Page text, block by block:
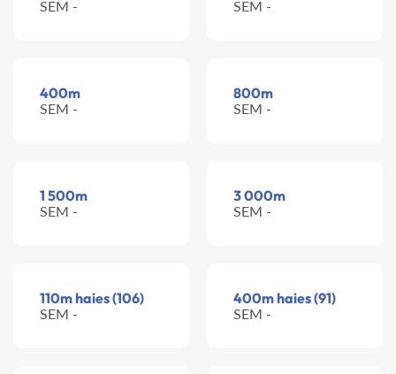
SEM - SEM -
400m
SEM -
800m
SEM -
1 500m
SEM -
3 000m
SEM -
110m haies (106)
SEM -
400m haies (91)
SEM -